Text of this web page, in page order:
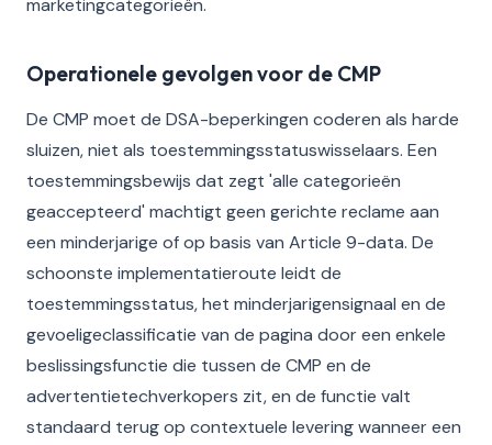
marketingcategorieën.
Operationele gevolgen voor de CMP
De CMP moet de DSA-beperkingen coderen als harde
sluizen, niet als toestemmingsstatuswisselaars. Een
toestemmingsbewijs dat zegt 'alle categorieën
geaccepteerd' machtigt geen gerichte reclame aan
een minderjarige of op basis van Article 9-data. De
schoonste implementatieroute leidt de
toestemmingsstatus, het minderjarigensignaal en de
gevoeligeclassificatie van de pagina door een enkele
beslissingsfunctie die tussen de CMP en de
advertentietechverkopers zit, en de functie valt
standaard terug op contextuele levering wanneer een